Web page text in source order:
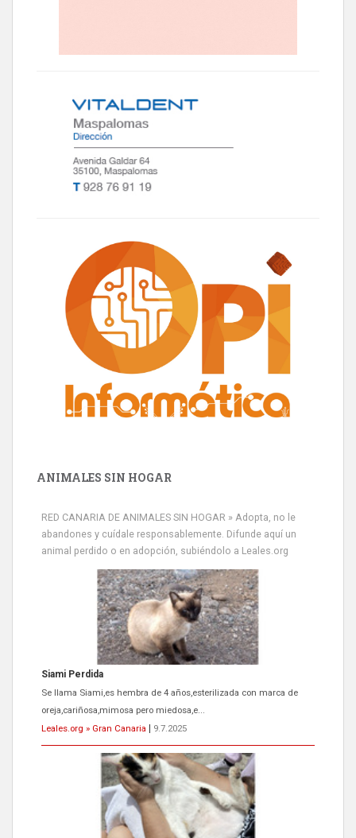
ANIMALES SIN HOGAR
RED CANARIA DE ANIMALES SIN HOGAR » Adopta, no le
abandones y cuídale responsablemente. Difunde aquí un
animal perdido o en adopción, subiéndolo a Leales.org
Siami Perdida
Se llama Siami,es hembra de 4 años,esterilizada con marca de
oreja,cariñosa,mimosa pero miedosa,e...
Leales.org » Gran Canaria
9.7.2025